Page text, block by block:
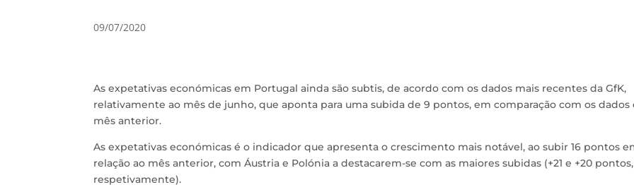
09/07/2020
As expetativas económicas em Portugal ainda são subtis, de acordo com os dados mais recentes da GfK,
relativamente ao mês de junho, que aponta para uma subida de 9 pontos, em comparação com os dados
mês anterior.
As expetativas económicas é o indicador que apresenta o crescimento mais notável, ao subir 16 pontos
relação ao mês anterior, com Áustria e Polónia a destacarem-se com as maiores subidas (+21 e +20 pontos,
respetivamente).